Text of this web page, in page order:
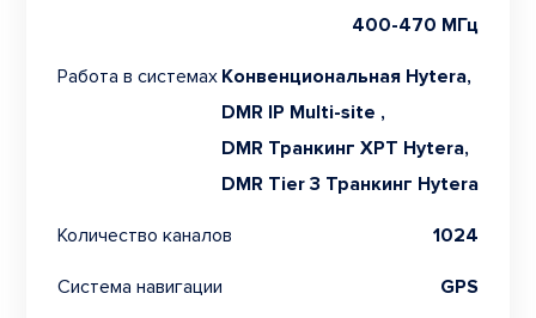
400-470 МГц
Работа в системах Конвенциональная Hytera,
DMR IP Multi-site ,
DMR Транкинг XPT Hytera,
DMR Tier 3 Транкинг Hytera
Количество каналов 1024
Система навигации GPS